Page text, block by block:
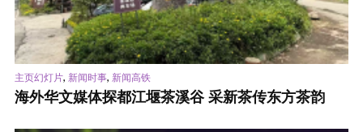
主页幻灯片, 新闻时事, 新闻高铁
海外华文媒体探都江堰茶溪谷 采新茶传东方茶韵